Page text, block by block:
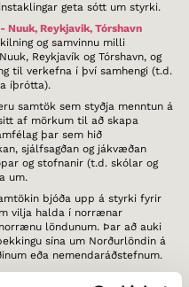
geta sótt um styrki.
Reykjavik, Tórshavn
og samvinnu milli
Reykjavík og Tórshavn, og
til verkefna í því samhengi (t.d.
íþrótta).
samtök sem styðja menntun á
af mörkum til að skapa
þar sem hið
sjálfsagðan og jákvæðan
og stofnanir (t.d. skólar og
um.
bjóða upp á styrki fyrir
vilja halda í norrænar
löndunum. Þar að auki
sína um Norðurlöndin á
eða nemendaráðstefnum.